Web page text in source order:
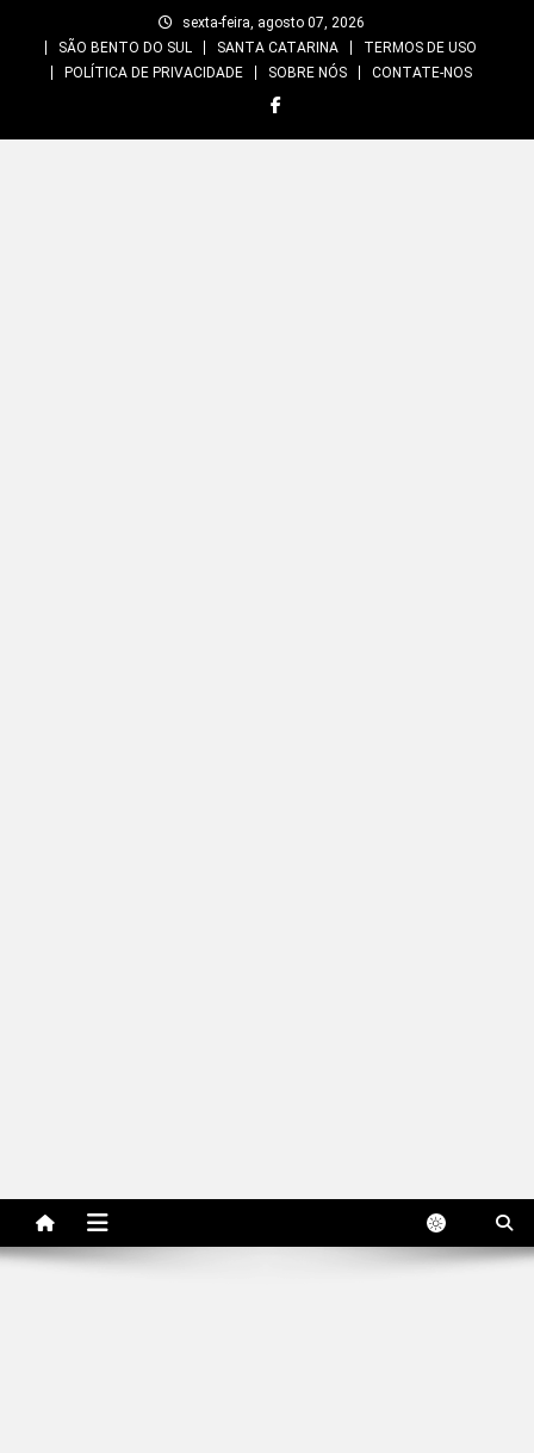
sexta-feira, agosto 07, 2026
SÃO BENTO DO SUL
SANTA CATARINA
TERMOS DE USO
POLÍTICA DE PRIVACIDADE
SOBRE NÓS CONTATE-NOS